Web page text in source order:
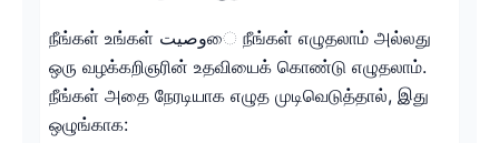
நீங்கள் உங்கள் وصيتை நீங்கள் எழுதலாம் அல்லது
ஒரு வழக்கறிஞரின் உதவியைக் கொண்டு எழுதலாம்.
நீங்கள் அதை நேரடியாக எழுத முடிவெடுத்தால், இது
ஒழுங்காக: